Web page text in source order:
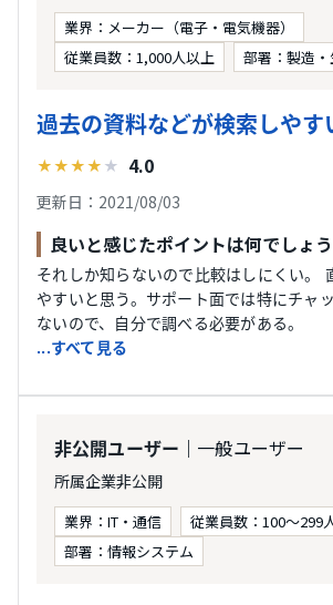
業界：メーカー（電子・電気機器）
従業員数：1,000人以上
部署：製造
過去の資料などが検索しやす
★★★★ ★ 4.0
更新日：2021/08/03
良いと感じたポイントは何でしょ
それしか知らないので比較はしにくい。
やすいと思う。サポート面では特にチャ
ないので、自分で調べる必要がある。
...すべて見る
非公開ユーザー ｜一般ユーザー
所属企業非公開
業界：IT・通信
従業員数：100～299
部署：情報システム